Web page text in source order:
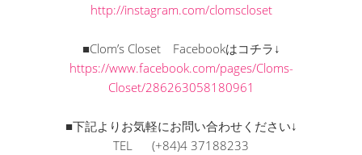
http://instagram.com/clomscloset
■Clom’s Closet Facebookはコチラ↓
https://www.facebook.com/pages/Cloms-
Closet/286263058180961
■下記よりお気軽にお問い合わせください↓
TEL (+84)4 37188233